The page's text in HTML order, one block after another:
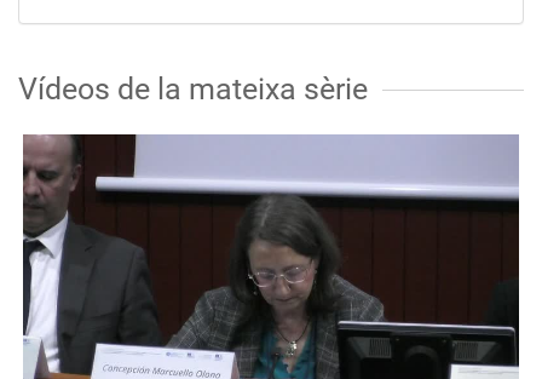
Vídeos de la mateixa sèrie